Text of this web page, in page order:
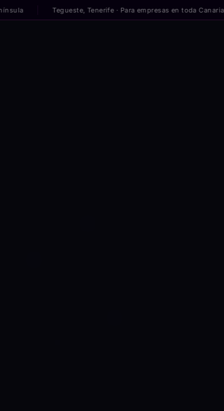
Tegueste, Tenerife · Para empresas en toda Canarias